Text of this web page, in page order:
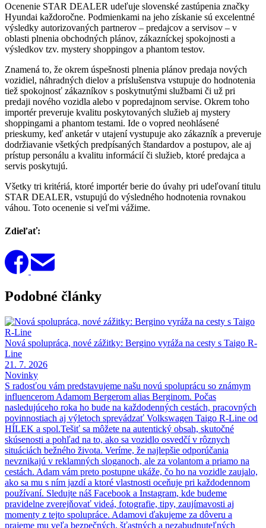
Ocenenie STAR DEALER udeľuje slovenské zastúpenia značky
Hyundai každoročne. Podmienkami na jeho získanie sú excelentné
výsledky autorizovaných partnerov – predajcov a servisov – v
oblasti plnenia obchodných plánov, zákazníckej spokojnosti a
výsledkov tzv. mystery shoppingov a phantom testov.
Znamená to, že okrem úspešnosti plnenia plánov predaja nových
vozidiel, náhradných dielov a príslušenstva vstupuje do hodnotenia
tiež spokojnosť zákazníkov s poskytnutými službami či už pri
predaji nového vozidla alebo v popredajnom servise. Okrem toho
importér preveruje kvalitu poskytovaných služieb aj mystery
shoppingami a phantom testami. Ide o vopred neohlásené
prieskumy, keď anketár v utajení vystupuje ako zákazník a preveruje
dodržiavanie všetkých predpísaných štandardov a postupov, ale aj
prístup personálu a kvalitu informácií či služieb, ktoré predajca a
servis poskytujú.
Všetky tri kritériá, ktoré importér berie do úvahy pri udeľovaní titulu
STAR DEALER, vstupujú do výsledného hodnotenia rovnakou
váhou. Toto ocenenie si veľmi vážime.
Zdieľať:
Podobné články
Nová spolupráca, nové zážitky: Bergino vyráža na cesty s Taigo R-
Line
21. 7. 2026
Novinky
S radosťou vám predstavujeme našu novú spoluprácu so známym
influencerom Adamom Bergerom alias Berginom. Počas
nasledujúceho roka ho bude na každodenných cestách, pracovných
povinnostiach aj výletoch sprevádzať Volkswagen Taigo R-Line od
HÍLEK a spol.Tešiť sa môžete na autentický obsah, skutočné
skúsenosti a pohľad na to, ako sa vozidlo osvedčí v rôznych
situáciách bežného života. Veríme, že najlepšie odporúčania
nevznikajú v reklamných sloganoch, ale za volantom a priamo na
cestách. Adam vám preto postupne ukáže, čo ho na vozidle zaujalo,
ako sa mu s ním jazdí a ktoré vlastnosti oceňuje pri každodennom
používaní. Sledujte náš Facebook a Instagram, kde budeme
pravidelne zverejňovať videá, fotografie, tipy, zaujímavosti aj
momenty z tejto spolupráce. Adamovi ďakujeme za dôveru a
prajeme mu veľa bezpečných, šťastných a nezabudnuteľných